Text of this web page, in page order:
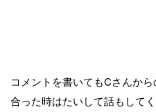
コメントを書いてもCさんから
合った時はたいして話もしてく